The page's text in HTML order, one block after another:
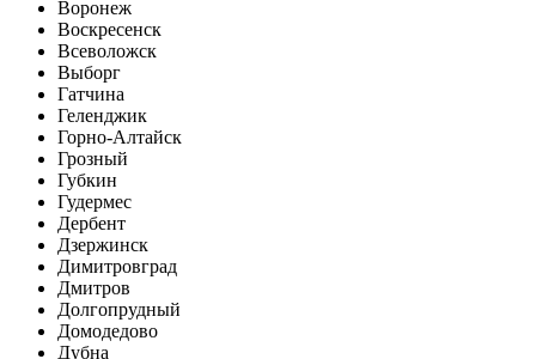
Воронеж
Воскресенск
Всеволожск
Выборг
Гатчина
Геленджик
Горно-Алтайск
Грозный
Губкин
Гудермес
Дербент
Дзержинск
Димитровград
Дмитров
Долгопрудный
Домодедово
Дубна